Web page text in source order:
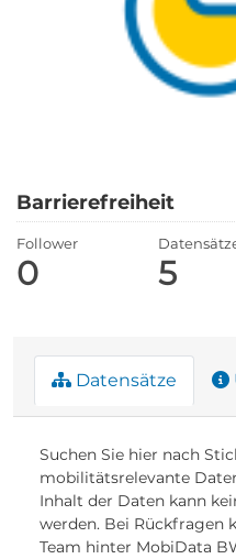
Barrierefreiheit
Follower
0 5
Datensätze
Suchen Sie hier nach
mobilitätsrelevante
Inhalt der Daten kann
werden. Bei Rückfragen
Team hinter MobiData